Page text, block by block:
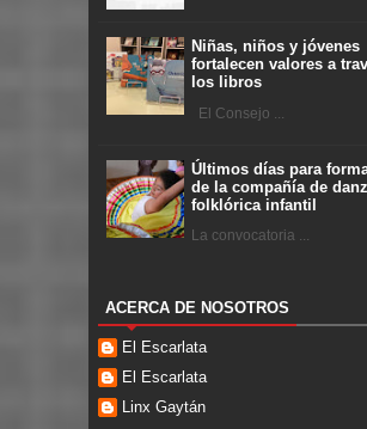
Niñas, niños y jóvenes
fortalecen valores a
los libros
El Consejo ...
Últimos días para
de la compañía de
folklórica infantil
La convocatoria ...
ACERCA DE NOSOTROS
El Escarlata
El Escarlata
Linx Gaytán